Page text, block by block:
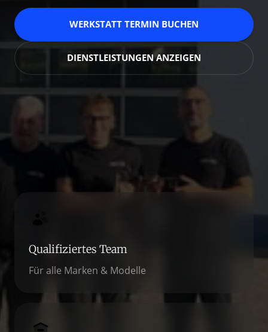
WERKSTATT TERMIN BUCHEN
DIENSTLEISTUNGEN ANZEIGEN
Qualifiziertes Team
Für alle Marken & Modelle